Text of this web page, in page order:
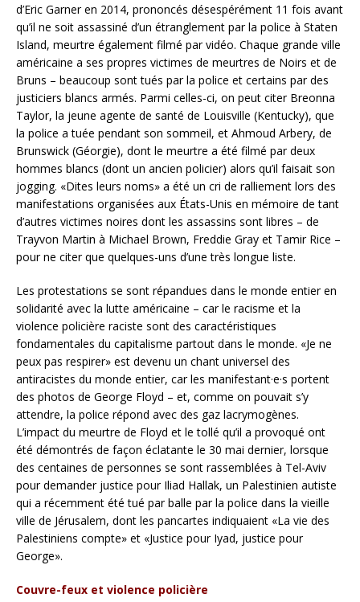
d’Eric Garner en 2014, prononcés désespérément 11 fois avant
qu’il ne soit assassiné d’un étranglement par la police à Staten
Island, meurtre également filmé par vidéo. Chaque grande ville
américaine a ses propres victimes de meurtres de Noirs et de
Bruns – beaucoup sont tués par la police et certains par des
justiciers blancs armés. Parmi celles-ci, on peut citer Breonna
Taylor, la jeune agente de santé de Louisville (Kentucky), que
la police a tuée pendant son sommeil, et Ahmoud Arbery, de
Brunswick (Géorgie), dont le meurtre a été filmé par deux
hommes blancs (dont un ancien policier) alors qu’il faisait son
jogging. «Dites leurs noms» a été un cri de ralliement lors des
manifestations organisées aux États-Unis en mémoire de tant
d’autres victimes noires dont les assassins sont libres – de
Trayvon Martin à Michael Brown, Freddie Gray et Tamir Rice –
pour ne citer que quelques-uns d’une très longue liste.
Les protestations se sont répandues dans le monde entier en
solidarité avec la lutte américaine – car le racisme et la
violence policière raciste sont des caractéristiques
fondamentales du capitalisme partout dans le monde. «Je ne
peux pas respirer» est devenu un chant universel des
antiracistes du monde entier, car les manifestant·e·s portent
des photos de George Floyd – et, comme on pouvait s’y
attendre, la police répond avec des gaz lacrymogènes.
L’impact du meurtre de Floyd et le tollé qu’il a provoqué ont
été démontrés de façon éclatante le 30 mai dernier, lorsque
des centaines de personnes se sont rassemblées à Tel-Aviv
pour demander justice pour Iliad Hallak, un Palestinien autiste
qui a récemment été tué par balle par la police dans la vieille
ville de Jérusalem, dont les pancartes indiquaient «La vie des
Palestiniens compte» et «Justice pour Iyad, justice pour
George».
Couvre-feux et violence policière